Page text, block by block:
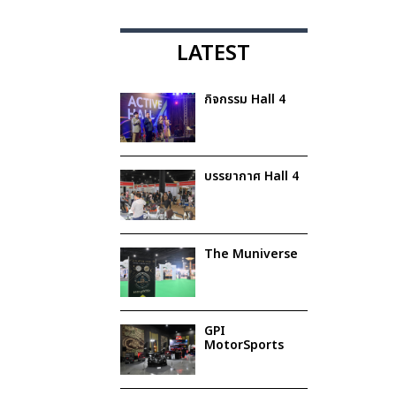
LATEST
กิจกรรม Hall 4
บรรยากาศ Hall 4
The Muniverse
GPI
MotorSports